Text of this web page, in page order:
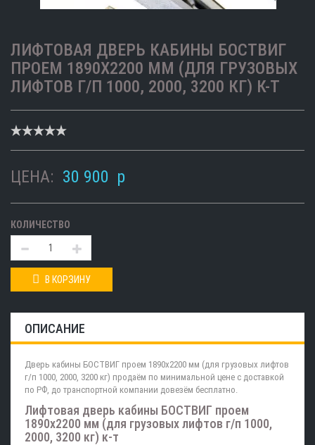
ЛИФТОВАЯ ДВЕРЬ КАБИНЫ БОСТВИГ
ПРОЕМ 1890Х2200 ММ (ДЛЯ ГРУЗОВЫХ
ЛИФТОВ Г/П 1000, 2000, 3200 КГ) К-Т
ЦЕНА: 30 900 p
КОЛИЧЕСТВО
В КОРЗИНУ
ОПИСАНИЕ
Дверь кабины БОСТВИГ проем 1890х2200 мм (для грузовых лифтов
г/п 1000, 2000, 3200 кг) продаём по минимальной цене с доставкой
по РФ, до транспортной компании довезём бесплатно.
Лифтовая дверь кабины БОСТВИГ проем
1890х2200 мм (для грузовых лифтов г/п 1000,
2000, 3200 кг) к-т